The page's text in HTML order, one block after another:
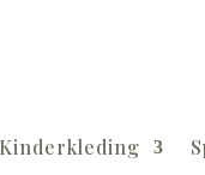
Kinderkleding